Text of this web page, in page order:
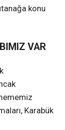
konu
VAR
Karabük